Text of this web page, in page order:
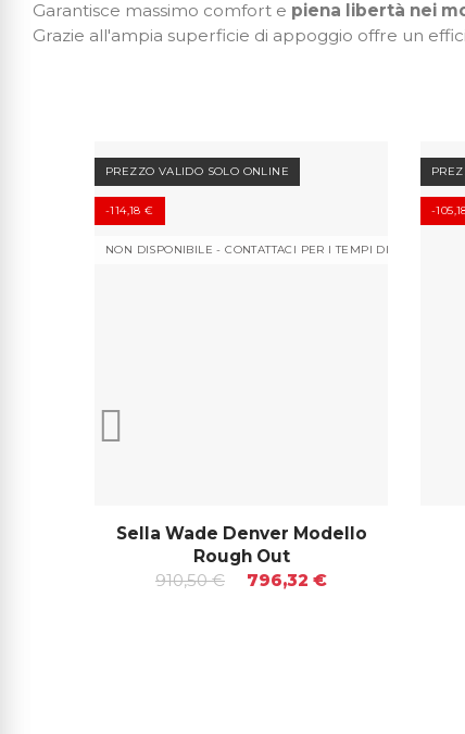
Garantisce massimo comfort e piena libertà nei
Grazie all'ampia superficie di appoggio offre un
PREZZO VALIDO SOLO ONLINE
-114,18 €
NON DISPONIBILE - CONTATTACI PER I TEMPI DI CONSEGNA
Sella Wade Denver Modello
Rough Out
910,50 €
796,32 €
-